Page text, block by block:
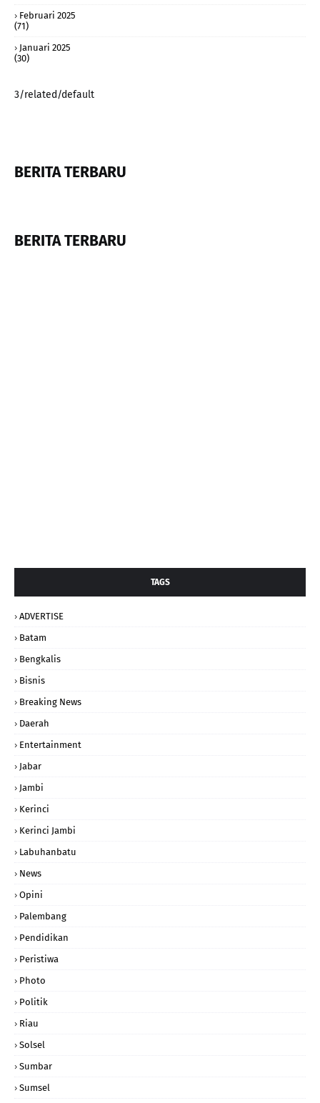
Februari 2025
(71)
Januari 2025
(30)
3/related/default
BERITA TERBARU
BERITA TERBARU
TAGS
ADVERTISE
Batam
Bengkalis
Bisnis
Breaking News
Daerah
Entertainment
Jabar
Jambi
Kerinci
Kerinci Jambi
Labuhanbatu
News
Opini
Palembang
Pendidikan
Peristiwa
Photo
Politik
Riau
Solsel
Sumbar
Sumsel